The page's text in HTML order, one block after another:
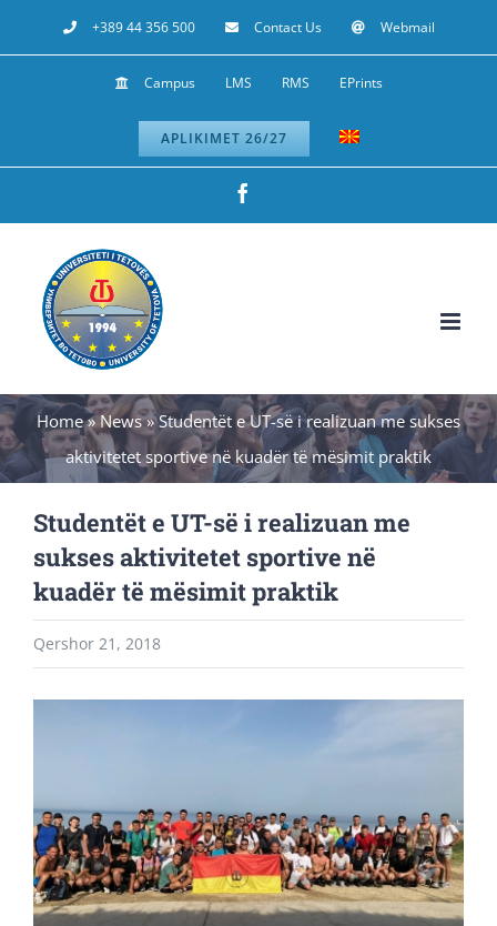
to
+389 44 356 500 Contact Us Webmail
Campus LMS RMS EPrints
APLIKIMET 26/27
Home»News»Studentët e UT-së i realizuan me sukses
aktivitetet sportive në kuadër të mësimit praktik
Studentët e UT-së i realizuan me
sukses aktivitetet sportive në
kuadër të mësimit praktik
Qershor 21, 2018